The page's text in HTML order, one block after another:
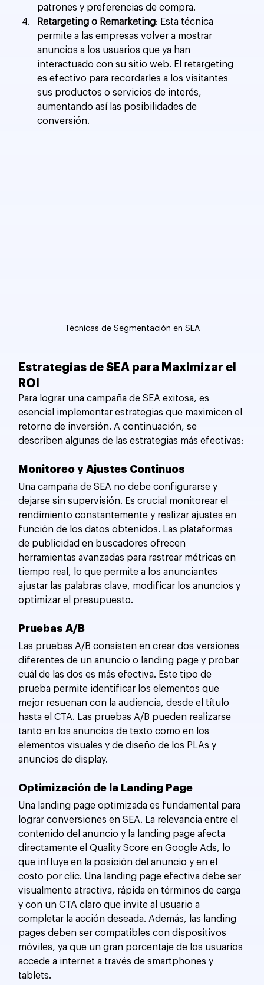
patrones y preferencias de compra.
Retargeting o Remarketing: Esta técnica
permite a las empresas volver a mostrar
anuncios a los usuarios que ya han
interactuado con su sitio web. El retargeting
es efectivo para recordarles a los visitantes
sus productos o servicios de interés,
aumentando así las posibilidades de
conversión.
Técnicas de Segmentación en SEA
Estrategias de SEA para Maximizar el
ROI
Para lograr una campaña de SEA exitosa, es
esencial implementar estrategias que maximicen el
retorno de inversión. A continuación, se
describen algunas de las estrategias más efectivas:
Monitoreo y Ajustes Continuos
Una campaña de SEA no debe configurarse y
dejarse sin supervisión. Es crucial monitorear el
rendimiento constantemente y realizar ajustes en
función de los datos obtenidos. Las plataformas
de publicidad en buscadores ofrecen
herramientas avanzadas para rastrear métricas en
tiempo real, lo que permite a los anunciantes
ajustar las palabras clave, modificar los anuncios y
optimizar el presupuesto.
Pruebas A/B
Las pruebas A/B consisten en crear dos versiones
diferentes de un anuncio o landing page y probar
cuál de las dos es más efectiva. Este tipo de
prueba permite identificar los elementos que
mejor resuenan con la audiencia, desde el título
hasta el CTA. Las pruebas A/B pueden realizarse
tanto en los anuncios de texto como en los
elementos visuales y de diseño de los PLAs y
anuncios de display.
Optimización de la Landing Page
Una landing page optimizada es fundamental para
lograr conversiones en SEA. La relevancia entre el
contenido del anuncio y la landing page afecta
directamente el Quality Score en Google Ads, lo
que influye en la posición del anuncio y en el
costo por clic. Una landing page efectiva debe ser
visualmente atractiva, rápida en términos de carga
y con un CTA claro que invite al usuario a
completar la acción deseada. Además, las landing
pages deben ser compatibles con dispositivos
móviles, ya que un gran porcentaje de los usuarios
accede a internet a través de smartphones y
tablets.